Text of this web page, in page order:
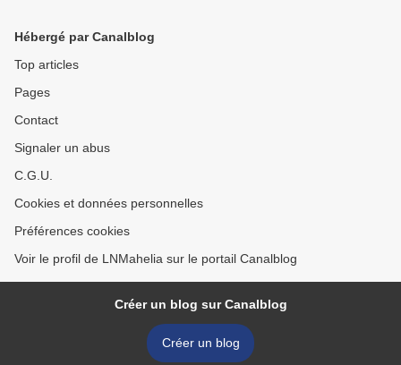
Hébergé par Canalblog
Top articles
Pages
Contact
Signaler un abus
C.G.U.
Cookies et données personnelles
Préférences cookies
Voir le profil de LNMahelia sur le portail Canalblog
Créer un blog sur Canalblog
Créer un blog